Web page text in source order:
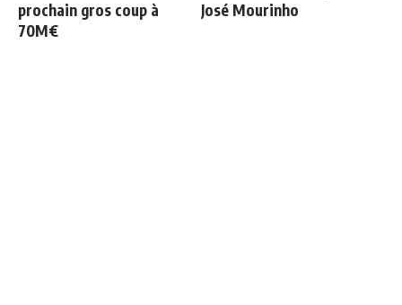
prochain gros coup à
70M€
José Mourinho